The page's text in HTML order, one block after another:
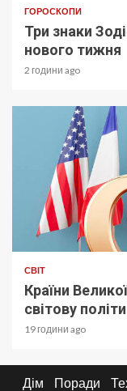
ГОРОСКОПИ
Три знаки
нового тижня
2 години ago
СВІТ
Країни
світову
19 години ago
Дім Поради